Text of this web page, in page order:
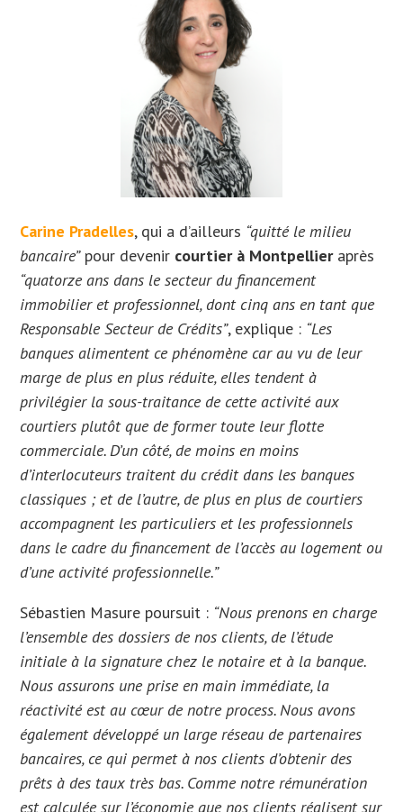
Carine Pradelles, qui a d’ailleurs “quitté le milieu
bancaire”pour devenir courtier à Montpellieraprès
“quatorze ans dans le secteur du financement
immobilier et professionnel, dont cinq ans en tant que
Responsable Secteur de Crédits”, explique : “Les
banques alimentent ce phénomène car au vu de leur
marge de plus en plus réduite, elles tendent à
privilégier la sous-traitance de cette activité aux
courtiers plutôt que de former toute leur flotte
commerciale. D’un côté, de moins en moins
d’interlocuteurs traitent du crédit dans les banques
classiques ; et de l’autre, de plus en plus de courtiers
accompagnent les particuliers et les professionnels
dans le cadre du financement de l’accès au logement ou
d’une activité professionnelle.”
Sébastien Masure poursuit : “Nous prenons en charge
l’ensemble des dossiers de nos clients, de l’étude
initiale à la signature chez le notaire et à la banque.
Nous assurons une prise en main immédiate, la
réactivité est au cœur de notre process. Nous avons
également développé un large réseau de partenaires
bancaires, ce qui permet à nos clients d’obtenir des
prêts à des taux très bas. Comme notre rémunération
est calculée sur l’économie que nos clients réalisent sur